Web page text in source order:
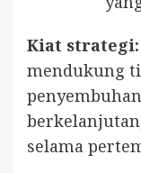
Kiat strategi:
mendukung
selama